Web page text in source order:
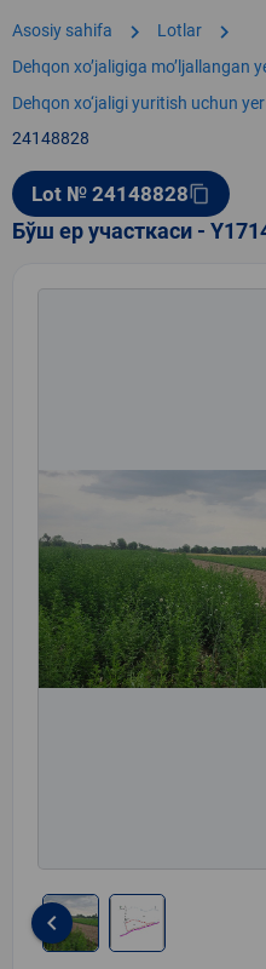
Asosiy sahifa chevron_right Lotlar chevron_right
Dehqon xoʼjaligiga moʼljallangan
Dehqon xo‘jaligi yuritish uchun
24148828
Lot № 24148828content_copy
Бўш ер участкаси -
keyboard_arrow_left